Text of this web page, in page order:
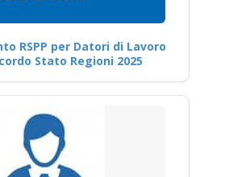
RSPP per Datori di Lavoro
Stato Regioni 2025